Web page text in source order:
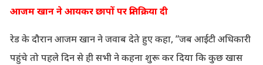
आजम खान ने आयकर छापों पर प्रतिक्रिया दी
रेड के दौरान आजम खान ने जवाब देते हुए कहा, ”जब आईटी अधिकारी
पहुंचे तो पहले दिन से ही सभी ने कहना शुरू कर दिया कि कुछ खास